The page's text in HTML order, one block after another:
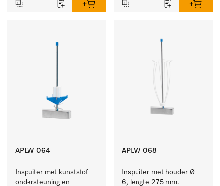
APLW 064
Inspuiter met kunststof
ondersteuning en
APLW 068
Inspuiter met houder Ø
6, lengte 275 mm.